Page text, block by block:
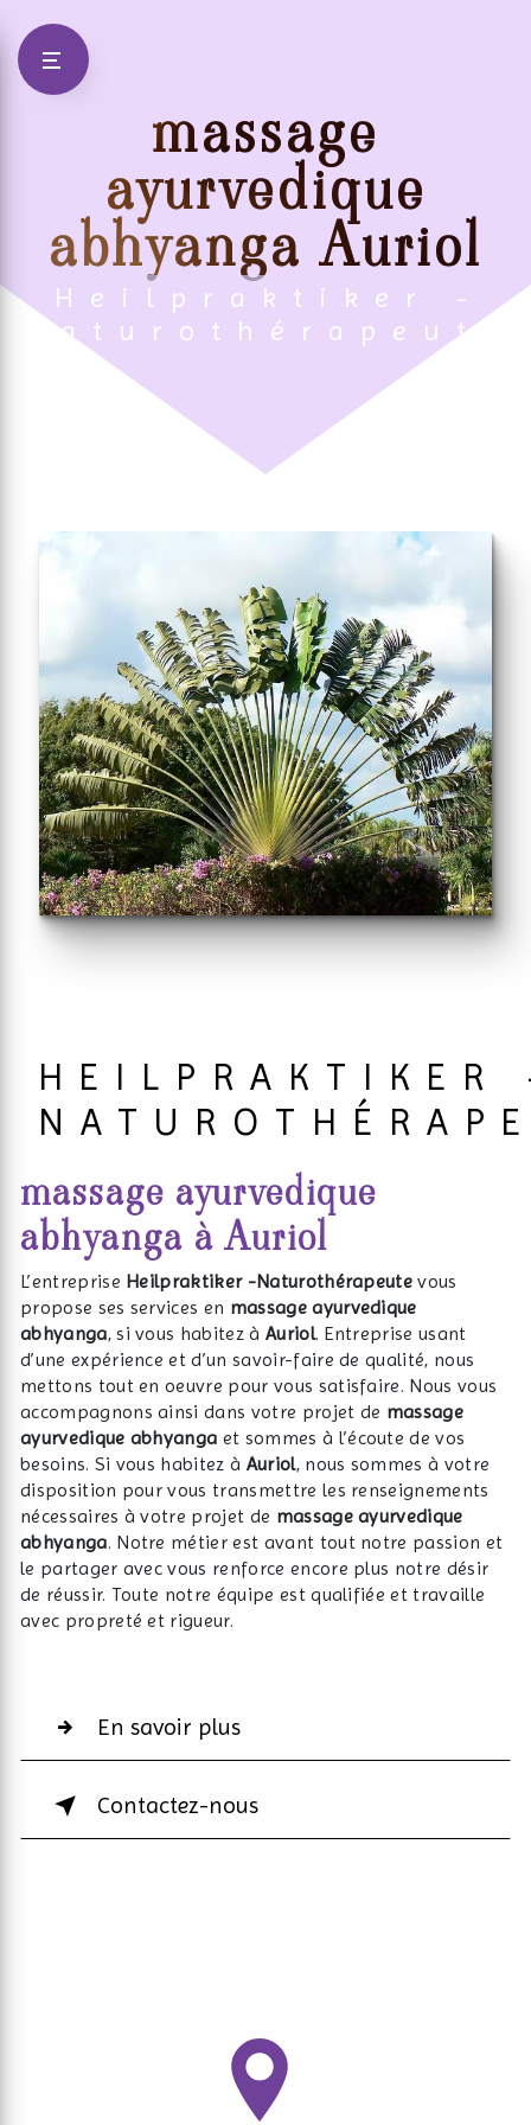
massage
ayurvedique
abhyanga Auriol
Heilpraktiker -
Naturothérapeute
HEILPRAKTIKER
massage ayurvedique
abhyanga à Auriol
L’entreprise Heilpraktiker -Naturothérapeute vous
propose ses services en massage ayurvedique
abhyanga, si vous habitez à Auriol. Entreprise usant
d’une expérience et d’un savoir-faire de qualité, nous
mettons tout en oeuvre pour vous satisfaire. Nous vous
accompagnons ainsi dans votre projet de massage
ayurvedique abhyanga et sommes à l’écoute de vos
besoins. Si vous habitez à Auriol, nous sommes à votre
disposition pour vous transmettre les renseignements
nécessaires à votre projet de massage ayurvedique
abhyanga. Notre métier est avant tout notre passion et
le partager avec vous renforce encore plus notre désir
de réussir. Toute notre équipe est qualifiée et travaille
avec propreté et rigueur.
En savoir plus
Contactez-nous